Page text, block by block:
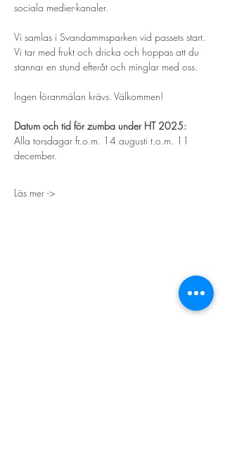
sociala medier-kanaler.
Vi samlas i Svandammsparken vid passets start.
Vi tar med frukt och dricka och hoppas att du
stannar en stund efteråt och minglar med oss.
Ingen föranmälan krävs. Välkommen!
Datum och tid för zumba under HT 2025:
Alla torsdagar fr.o.m. 14 augusti t.o.m. 11
december.
Läs mer ->